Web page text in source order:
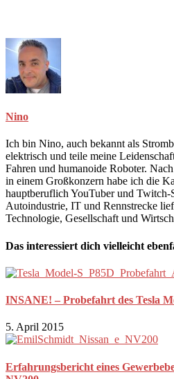
Nino
Ich bin Nino, auch bekannt als
elektrisch und teile meine
Fahren und humanoide Roboter.
in einem Großkonzern habe ich die
hauptberuflich YouTuber und Twitch-
Autoindustrie, IT und Rennstrecke
Technologie, Gesellschaft und
Das interessiert dich vielleicht
INSANE! – Probefahrt des Tesla
5. April 2015
Erfahrungsbericht eines